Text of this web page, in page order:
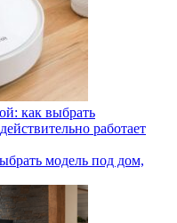
как выбрать
работает
модель под дом,